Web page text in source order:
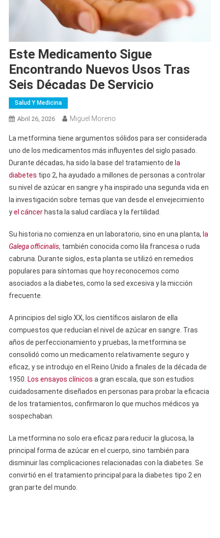
Este Medicamento Sigue
Encontrando Nuevos Usos Tras
Seis Décadas De Servicio
Salud Y Medicina
Abril 26, 2026 Miguel Moreno
La metformina tiene argumentos sólidos para ser considerada
uno de los medicamentos más influyentes del siglo pasado.
Durante décadas, ha sido la base del tratamiento de la
diabetes tipo 2, ha ayudado a millones de personas a controlar
su nivel de azúcar en sangre y ha inspirado una segunda vida en
la investigación sobre temas que van desde el envejecimiento
yel cáncerhasta la salud cardíaca y la fertilidad.
Su historia no comienza en un laboratorio, sino en una planta, la
Galega officinalis, también conocida como lila francesa o ruda
cabruna. Durante siglos, esta planta se utilizó en remedios
populares para síntomas que hoy reconocemos como
asociados a la diabetes, como la sed excesiva y la micción
frecuente.
A principios del siglo XX, los científicos aislaron de ella
compuestos que reducían el nivel de azúcar en sangre. Tras
años de perfeccionamiento y pruebas, la metformina se
consolidó como un medicamento relativamente seguro y
eficaz, y se introdujo en el Reino Unido a finales de la década de
1950. Los ensayos clínicos a gran escala, que son estudios
cuidadosamente diseñados en personas para probar la eficacia
de los tratamientos, confirmaron lo que muchos médicos ya
sospechaban.
La metformina no solo era eficaz para reducir la glucosa, la
principal forma de azúcar en el cuerpo, sino también para
disminuir las complicaciones relacionadas con la diabetes. Se
convirtió en el tratamiento principal para la diabetes tipo 2 en
gran parte del mundo.